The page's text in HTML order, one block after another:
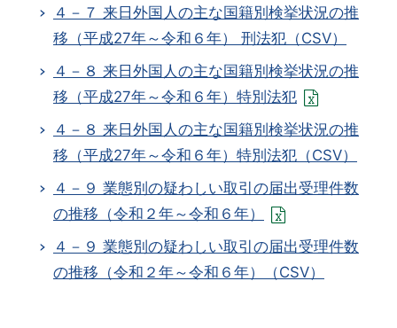
４－７ 来日外国人の主な国籍別検挙状況の推
移（平成27年～令和６年） 刑法犯（CSV）
４－８ 来日外国人の主な国籍別検挙状況の推
移（平成27年～令和６年）特別法犯
４－８ 来日外国人の主な国籍別検挙状況の推
移（平成27年～令和６年）特別法犯（CSV）
４－９ 業態別の疑わしい取引の届出受理件数
の推移（令和２年～令和６年）
４－９ 業態別の疑わしい取引の届出受理件数
の推移（令和２年～令和６年）（CSV）